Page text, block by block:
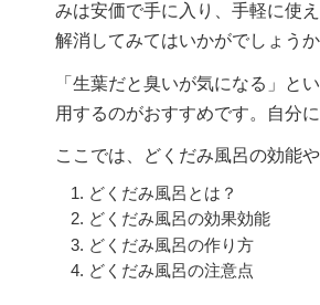
みは安価で手に入り、手軽に使
解消してみてはいかがでしょうか
「生葉だと臭いが気になる」と
用するのがおすすめです。自分
ここでは、どくだみ風呂の効能
どくだみ風呂とは？
どくだみ風呂の効果効能
どくだみ風呂の作り方
どくだみ風呂の注意点